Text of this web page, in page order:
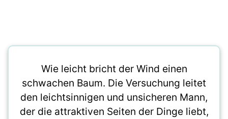
Wie leicht bricht der Wind einen
schwachen Baum. Die Versuchung leitet
den leichtsinnigen und unsicheren Mann,
der die attraktiven Seiten der Dinge liebt,